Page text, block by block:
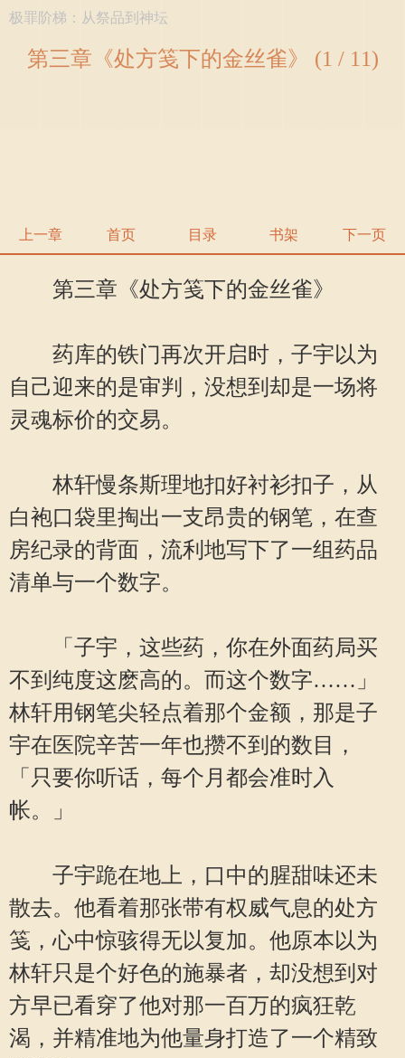
极罪阶梯：从祭品到神坛
第三章《处方笺下的金丝雀》 (1 / 11)
上一章 首页 目录 书架 下一页
第三章《处方笺下的金丝雀》
药库的铁门再次开启时，子宇以为
自己迎来的是审判，没想到却是一场将
灵魂标价的交易。
林轩慢条斯理地扣好衬衫扣子，从
白袍口袋里掏出一支昂贵的钢笔，在查
房纪录的背面，流利地写下了一组药品
清单与一个数字。
「子宇，这些药，你在外面药局买
不到纯度这麽高的。而这个数字……」
林轩用钢笔尖轻点着那个金额，那是子
宇在医院辛苦一年也攒不到的数目，
「只要你听话，每个月都会准时入
帐。」
子宇跪在地上，口中的腥甜味还未
散去。他看着那张带有权威气息的处方
笺，心中惊骇得无以复加。他原本以为
林轩只是个好色的施暴者，却没想到对
方早已看穿了他对那一百万的疯狂乾
渴，并精准地为他量身打造了一个精致